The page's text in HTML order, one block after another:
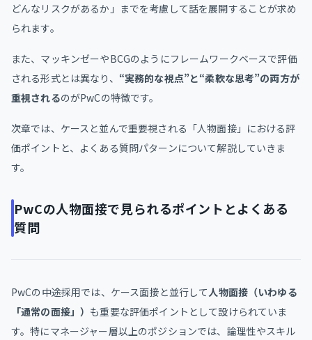
どんなリスクがあるか」までを考慮して話を展開することが求め
られます。
また、マッキンゼーやBCGのようにフレームワークベースで評価
される形式とは異なり、 “実務的な視点”と“柔軟な思考”の両方が
重視されるのがPwCの特徴です。
次章では、ケースと並んで重要視される「人物面接」における評
価ポイントと、よくある質問パターンについて解説していきま
す。
PwCの人物面接で見られるポイントとよくある
質問
PwCの中途採用では、ケース面接と並行して 人物面接（いわゆる
「通常の面接」） も重要な評価ポイントとして設けられていま
す。特にマネージャー層以上のポジションでは、論理性やスキル